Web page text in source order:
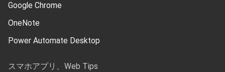
Google Chrome
OneNote
Power Automate Desktop
スマホアプリ、Web Tips